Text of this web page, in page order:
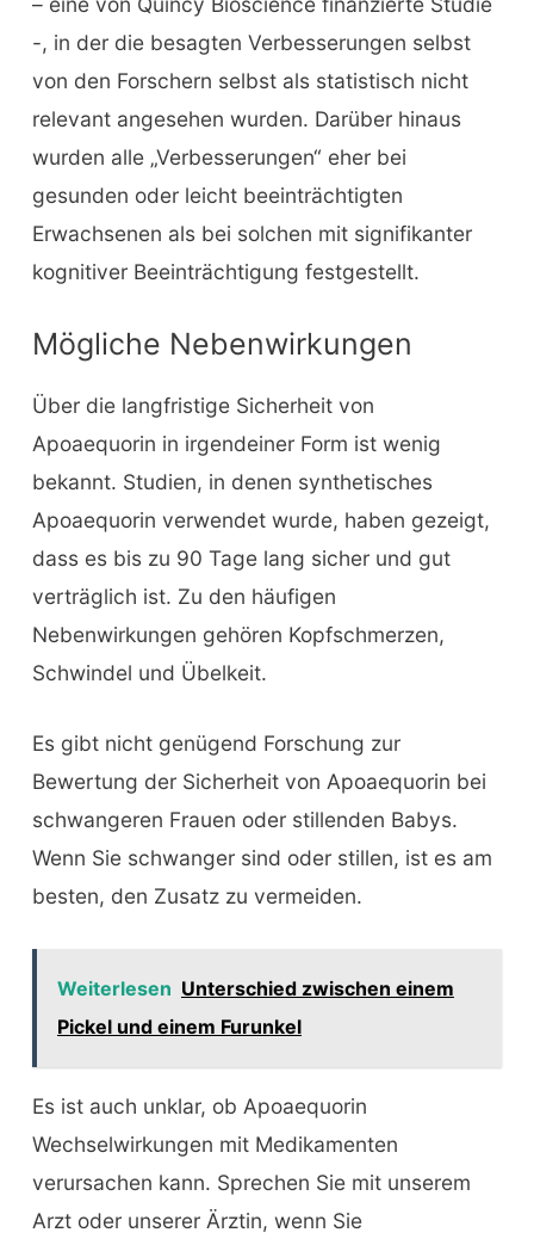
-, in der die besagten Verbesserungen selbst
von den Forschern selbst als statistisch nicht
relevant angesehen wurden. Darüber hinaus
wurden alle „Verbesserungen“ eher bei
gesunden oder leicht beeinträchtigten
Erwachsenen als bei solchen mit signifikanter
kognitiver Beeinträchtigung festgestellt.
Mögliche Nebenwirkungen
Über die langfristige Sicherheit von
Apoaequorin in irgendeiner Form ist wenig
bekannt. Studien, in denen synthetisches
Apoaequorin verwendet wurde, haben gezeigt,
dass es bis zu 90 Tage lang sicher und gut
verträglich ist. Zu den häufigen
Nebenwirkungen gehören Kopfschmerzen,
Schwindel und Übelkeit.
Es gibt nicht genügend Forschung zur
Bewertung der Sicherheit von Apoaequorin bei
schwangeren Frauen oder stillenden Babys.
Wenn Sie schwanger sind oder stillen, ist es am
besten, den Zusatz zu vermeiden.
Weiterlesen Unterschied zwischen einem
Pickel und einem Furunkel
Es ist auch unklar, ob Apoaequorin
Wechselwirkungen mit Medikamenten
verursachen kann. Sprechen Sie mit unserem
Arzt oder unserer Ärztin, wenn Sie